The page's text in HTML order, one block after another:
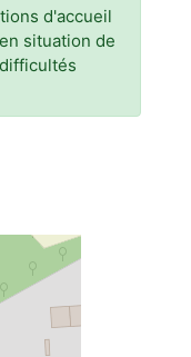
d'accueil
situation de